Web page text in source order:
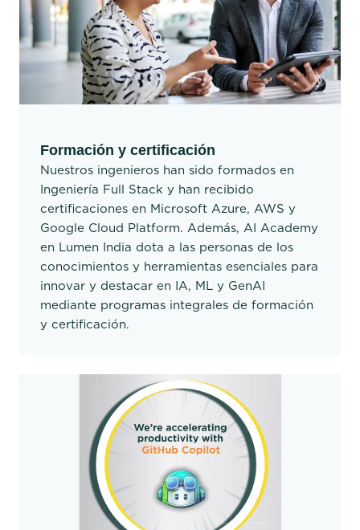
Formación y certificación
Nuestros ingenieros han sido formados en
Ingeniería Full Stack y han recibido
certificaciones en Microsoft Azure, AWS y
Google Cloud Platform. Además, AI Academy
en Lumen India dota a las personas de los
conocimientos y herramientas esenciales para
innovar y destacar en IA, ML y GenAI
mediante programas integrales de formación
y certificación.